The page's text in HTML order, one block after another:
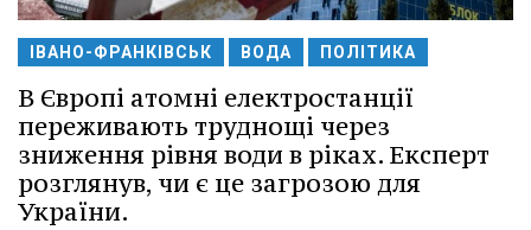
ІВАНО-ФРАНКІВСЬК ВОДА ПОЛІТИКА
В Європі атомні електростанції
переживають труднощі через
зниження рівня води в ріках. Експерт
розглянув, чи є це загрозою для
України.